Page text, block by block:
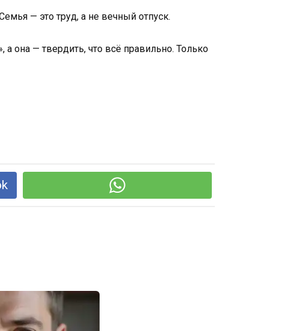
— это труд, а не вечный отпуск.
а она — твердить, что всё правильно. Только